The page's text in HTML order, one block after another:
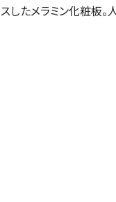
したメラミン化粧板